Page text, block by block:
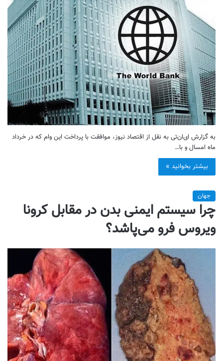
به گزارش ای‌ان‌تی به نقل از اقتصاد نیوز، موافقت با پرداخت این وام که در خرداد
ماه امسال و با…
بیشتر بخوانید »
جهان
چرا سیستم ایمنی بدن در مقابل کرونا
ویروس فرو می‌پاشد؟